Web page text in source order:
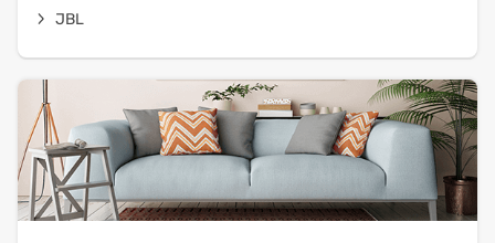
JBL